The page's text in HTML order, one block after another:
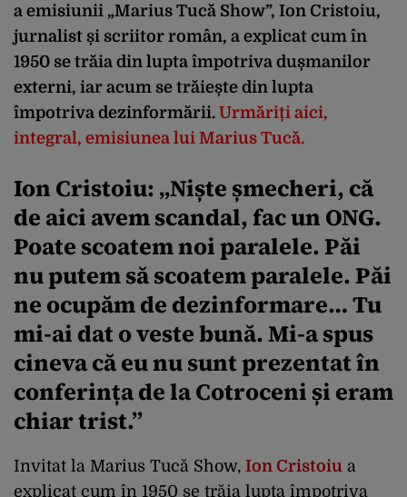
a emisiunii „Marius Tucă Show”, Ion Cristoiu,
jurnalist și scriitor român, a explicat cum în
1950 se trăia din lupta împotriva dușmanilor
externi, iar acum se trăiește din lupta
împotriva dezinformării. Urmăriți aici,
integral, emisiunea lui Marius Tucă.
Ion Cristoiu: „Niște șmecheri, că
de aici avem scandal, fac un ONG.
Poate scoatem noi paralele. Păi
nu putem să scoatem paralele. Păi
ne ocupăm de dezinformare… Tu
mi-ai dat o veste bună. Mi-a spus
cineva că eu nu sunt prezentat în
conferința de la Cotroceni și eram
chiar trist.”
Invitat la Marius Tucă Show, Ion Cristoiu a
explicat cum în 1950 se trăia lupta împotriva